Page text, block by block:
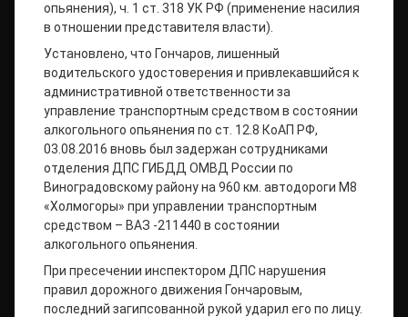
опьянения), ч. 1 ст. 318 УК РФ (применение насилия
в отношении представителя власти).
Установлено, что Гончаров, лишенный
водительского удостоверения и привлекавшийся к
административной ответственности за
управление транспортным средством в состоянии
алкогольного опьянения по ст. 12.8 КоАП РФ,
03.08.2016 вновь был задержан сотрудниками
отделения ДПС ГИБДД ОМВД России по
Виноградовскому району на 960 км. автодороги М8
«Холмогоры» при управлении транспортным
средством – ВАЗ -211440 в состоянии
алкогольного опьянения.
При пресечении инспектором ДПС нарушения
правил дорожного движения Гончаровым,
последний загипсованной рукой ударил его по лицу.